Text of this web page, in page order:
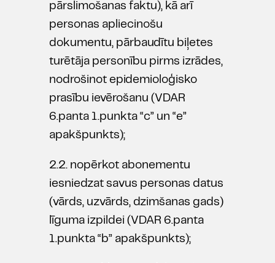
pārslimošanas faktu), kā arī
personas apliecinošu
dokumentu, pārbaudītu biļetes
turētāja personību pirms izrādes,
nodrošinot epidemioloģisko
prasību ievērošanu (VDAR
6.panta 1.punkta “c” un “e”
apakšpunkts);
2.2. nopērkot abonementu
iesniedzat savus personas datus
(vārds, uzvārds, dzimšanas gads)
līguma izpildei (VDAR 6.panta
1.punkta “b” apakšpunkts);